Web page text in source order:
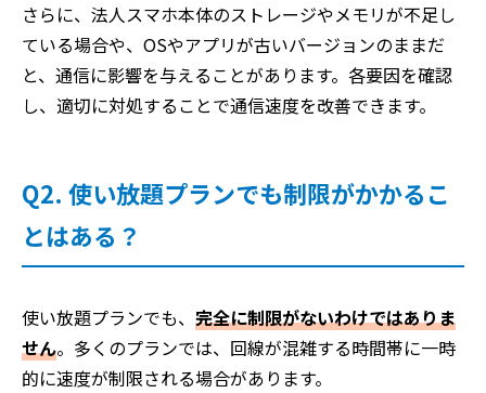
さらに、法人スマホ本体のストレージやメモリが不足し
ている場合や、OSやアプリが古いバージョンのままだ
と、通信に影響を与えることがあります。各要因を確認
し、適切に対処することで通信速度を改善できます。
Q2. 使い放題プランでも制限がかかるこ
とはある？
使い放題プランでも、 完全に制限がないわけではありま
せん。多くのプランでは、回線が混雑する時間帯に一時
的に速度が制限される場合があります。